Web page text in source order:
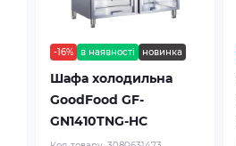
-16% в наявності новинка
Шафа холодильна
GoodFood GF-
GN1410TNG-HC